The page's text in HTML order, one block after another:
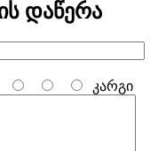
დაწერა
კარგი